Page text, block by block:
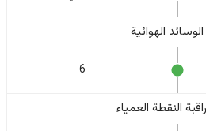
الهوائية
6
النقطة العمياء